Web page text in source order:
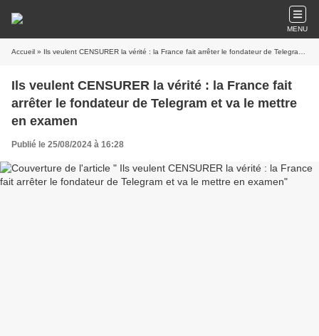
MENU
Accueil » Ils veulent CENSURER la vérité : la France fait arrêter le fondateur de Telegram et va le mettre en examen
Ils veulent CENSURER la vérité : la France fait
arrêter le fondateur de Telegram et va le mettre
en examen
Publié le 25/08/2024 à 16:28